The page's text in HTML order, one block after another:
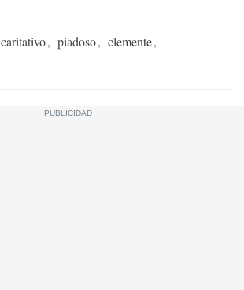
caritativo, piadoso, clemente,